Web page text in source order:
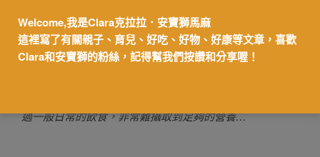
【育兒食品】卡洛塔妮-活性益生菌，嬰幼兒
營養補給品，讓寶寶促進食慾好消化，延續
母乳保護力
過一般日常的飲食，非常難攝取到足夠的營養…
Welcome,我是Clara克拉拉．安寶獅馬麻
這裡寫了有關親子、育兒、好吃、好物、好康等文章，喜歡
Clara和安寶獅的粉絲，記得幫我們按讚和分享喔！